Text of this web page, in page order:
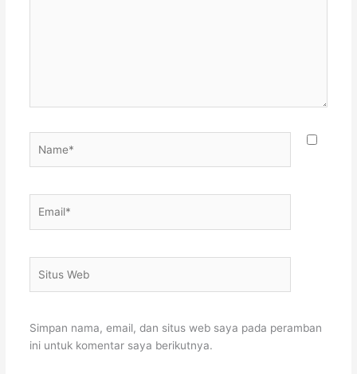
Web
Simpan nama, email, dan situs web saya pada peramban
ini untuk komentar saya berikutnya.